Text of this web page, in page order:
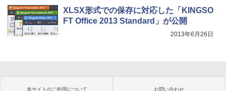
XLSX形式での保存に対応した「KINGSO
FT Office 2013 Standard」が公開
2013年6月26日
本サイトのご利用について お問い合わせ